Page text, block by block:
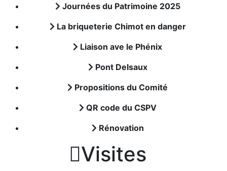
Journées du Patrimoine 2025
La briqueterie Chimot en danger
Liaison ave le Phénix
Pont Delsaux
Propositions du Comité
QR code du CSPV
Rénovation
Visites